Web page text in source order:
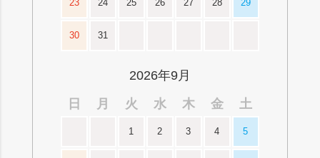
23 24 25 26 27 28 29
30 31
2026年9月
日
月 火 水 木 金 土
1 2 3 4 5